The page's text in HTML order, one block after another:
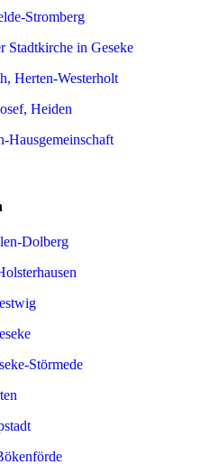
Stromberg
Stadtkirche in Geseke
Herten-Westerholt
Heiden
Hausgemeinschaft
Dolberg
Störmede